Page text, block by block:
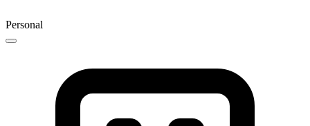
Personal